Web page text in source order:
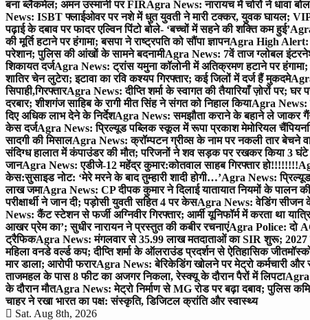
बना ब्लैकमेल; अमन उस्मानी पर FIRAgra News: नारायच में चोरों ने धावा
News: ISBT फ्लाईओवर पर नशे में धुत युवती ने मारी टक्कर, युवक घायल;
पढ़ाई के दबाव पर फादर एल्विन पिंटो बोले- ‘बच्चों में सहने की शक्ति कम हुई’
की मूर्ति हटाने पर हंगामा; बसपा ने राष्ट्रपति को सौंपा ज्ञापनAgra High Alert:
परेशान; पुलिस की आंखों के सामने बदनामीAgra News: 7वें ताज ग्लोबल
शिकायत दर्जAgra News: ट्रांस यमुना कॉलोनी में अतिक्रमण हटाने पर हंगामा;
शातिर चेन लुटेरा; इटावा का रवि कश्यप गिरफ्तार; कई जिलों में दर्ज हैं मुकदमे
सिपाही,गिरफ्तारAgra News: दीप्ति शर्मा के स्वागत की तैयारियाँ ज़ोरों पर;
दरबार; शीशगंज साहिब के रागी मीत सिंह ने संगत को निहाल कियाAgra News:
दिए अधिक लाभ देने के निर्देशAgra News: समझौता कराने के बहाने ले जाकर
केस दर्जAgra News: प्रिल्यूड पब्लिक स्कूल में रूपा प्रकाश मेमोरियल
सादगी की मिसालAgra News: क्रॉम्पटन ग्रीव्स के नाम पर नकली तार बेचने
संदिग्ध हालात में कंपाउंडर की मौत; परिजनों ने शव सड़क पर रखकर किया 3 घंटे
जानAgra News: एडीजे-12 महेंद्र कुमार:कोतवाल साहब गिरफ्तार हो!!!!!!!!
केस:सुसाइड नोट: ‘मेरे मरने के बाद तुम्हारी शादी होगी…’Agra News:
लाख जमाAgra News: CP दीपक कुमार ने दिलाई यातायात नियमों के
परीक्षार्थी ने जान दी; पड़ोसी युवती सहित 4 पर केसAgra News: वेडिंग सीजन
News: कैंट स्टेशन से फर्जी अग्निवीर गिरफ्तार; आर्मी यूनिफॉर्म में करता था
आखर प्रेम का’; सुधीर नारायन ने प्रस्तुत की कबीर रचनाएंAgra Police: दो
ट्रैफिकAgra News: मंगलवार से 35.99 लाख मतदाताओं का SIR शुरू; 2027
महिला वनडे वर्ल्ड कप; दीप्ति शर्मा के ऑलराउंड प्रदर्शन से ऐतिहासिक जीत
मार डाला; आरोपी फरारAgra News: बेरिकेडिंग खोलने पर मेट्रो कर्मचारी और
ताजमहल के पास 8 फीट का अजगर निकला, रेस्क्यू के दौरान पैरों में लिपटाAgra
के दौरान मौतAgra News: मेट्रो निर्माण से MG रोड पर बढ़ा दबाव; पुलिस
चाहर ने रखा भारत का पक्ष: संस्कृति, डिजिटल क्रांति और स्वास्थ्य
Sat. Aug 8th, 2026